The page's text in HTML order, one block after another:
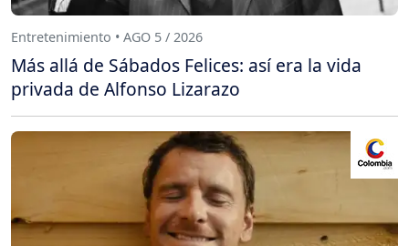
Entretenimiento • AGO 5 / 2026
Más allá de Sábados Felices: así era la vida
privada de Alfonso Lizarazo